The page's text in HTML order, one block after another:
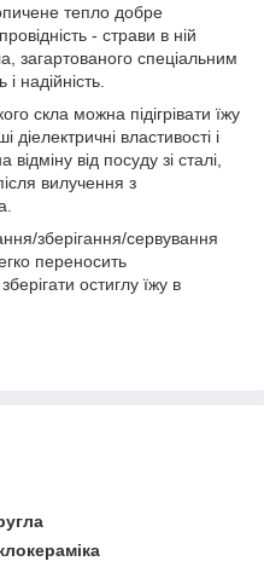
тепло добре
- страви в ній
загартованого спеціальним
надійність.
скла можна підігрівати їжу
діелектричні властивості і
від посуду зі сталі,
вилучення з
зберігання/сервування
переносить
остиглу їжу в